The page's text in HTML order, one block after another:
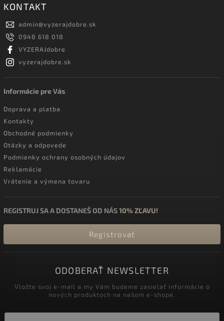
KONTAKT
admin@vyzerajdobre.sk
0948 618 018
VYZERAJdobre
vyzerajdobre.sk
Informácie pre Vás
Doprava a platba
Kontakty
Obchodné podmienky
Otázky a odpovede
Podmienky ochrany osobných údajov
Reklamácie
Vrátenie a výmena tovaru
REGISTRUJ SA A DOSTANEŠ OD NÁS10% ZĽAVU!
Registrovať
ODOBERAŤ NEWSLETTER
Vložte svoj e-mail a my Vám budeme zasielať informácie o
nových produktoch na našom e-shope.